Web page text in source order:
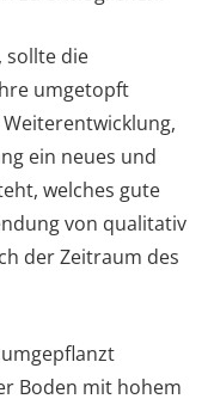
sollte die
umgetopft
ein neues und
welches gute
von qualitativ
der Zeitraum des
Boden mit hohem